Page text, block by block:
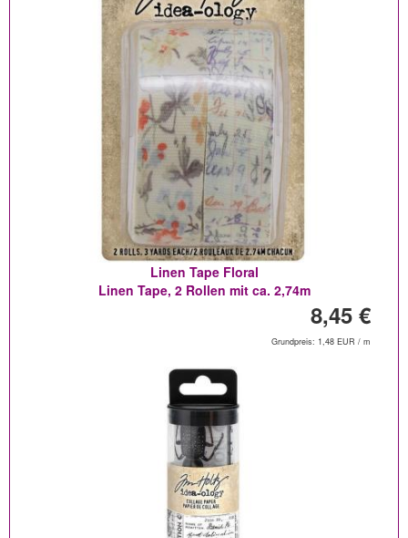
Linen Tape Floral
Linen Tape, 2 Rollen mit ca. 2,74m
8,45 €
Grundpreis: 1,48 EUR / m